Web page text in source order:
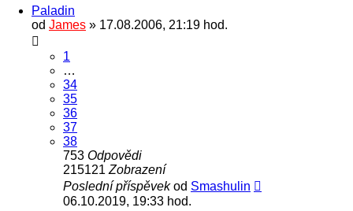
Paladin
od James » 17.08.2006, 21:19 hod.
1
…
34
35
36
37
38
753 Odpovědi
215121 Zobrazení
Poslední příspěvekod Smashulin
06.10.2019, 19:33 hod.